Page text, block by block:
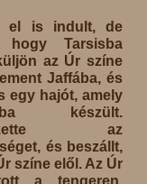
el is indult, de
hogy Tarsisba
az Úr színe
Jaffába, és
egy hajót, amely
készült.
az
és beszállt,
színe elől. Az Úr
a tengeren.